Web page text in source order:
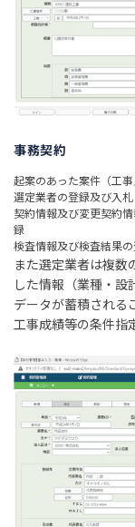
事務契約
起案のあった案件（工
選定業者の登録及び入
契約情報及び変更契約
録
検査情報及び検査結果
また選定業者は複数
した情報（業種・設
データが蓄積される
工事成績等の条件指